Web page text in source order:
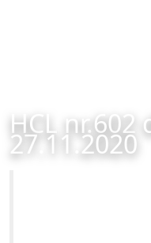
HCL nr.602
27.11.2020